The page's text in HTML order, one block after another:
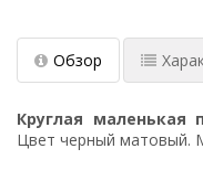
Обзор
Круглая маленькая
Цвет черный матовый.